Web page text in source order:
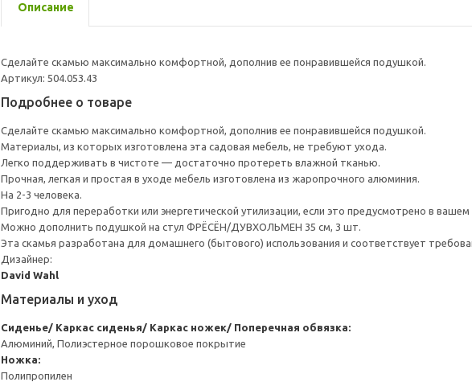
Описание
Сделайте скамью максимально комфортной, дополнив ее понравившейся подушкой.
Артикул: 504.053.43
Подробнее о товаре
Сделайте скамью максимально комфортной, дополнив ее понравившейся подушкой.
Материалы, из которых изготовлена эта садовая мебель, не требуют ухода.
Легко поддерживать в чистоте — достаточно протереть влажной тканью.
Прочная, легкая и простая в уходе мебель изготовлена из жаропрочного алюминия.
На 2-3 человека.
Пригодно для переработки или энергетической утилизации, если это предусмотрено в вашем
Можно дополнить подушкой на стул ФРЁСЁН/ДУВХОЛЬМЕН 35 см, 3 шт.
Эта скамья разработана для домашнего (бытового) использования и соответствует
Дизайнер:
David Wahl
Материалы и уход
Сиденье/ Каркас сиденья/ Каркас ножек/ Поперечная обвязка:
Алюминий, Полиэстерное порошковое покрытие
Ножка:
Полипропилен